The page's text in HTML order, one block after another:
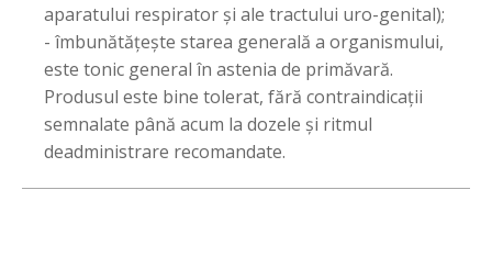
aparatului respirator și ale tractului uro-genital);
- îmbunătățește starea generală a organismului,
este tonic general în astenia de primăvară.
Produsul este bine tolerat, fără contraindicații
semnalate până acum la dozele și ritmul
deadministrare recomandate.